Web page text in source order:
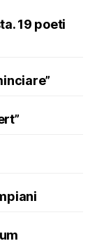
19 poeti